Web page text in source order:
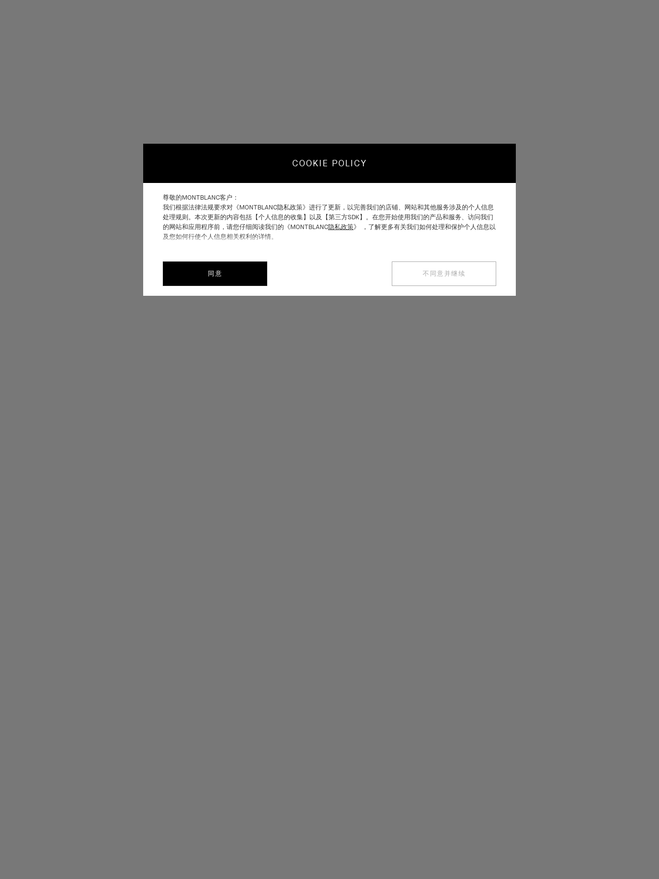
COOKIE POLICY
尊敬的MONTBLANC客户：
我们根据法律法规要求对《MONTBLANC隐私政策》进行了更新，以完善我们的店铺、网站和其他服务涉及的个人信息
处理规则。本次更新的内容包括【个人信息的收集】以及【第三方SDK】。在您开始使用我们的产品和服务、访问我们
的网站和应用程序前，请您仔细阅读我们的《MONTBLANC隐私政策》 ，了解更多有关我们如何处理和保护个人信息以
及您如何行使个人信息相关权利的详情。
同意 不同意并继续